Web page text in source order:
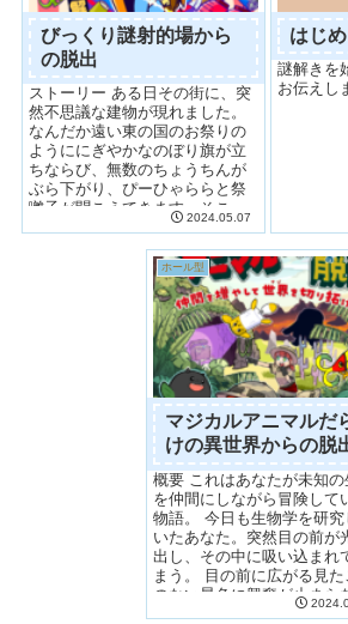
びっくり謎射的場から
の脱出
ストーリー ある日その街に、突
然不思議な建物が現れました。
なんだか遠い東の国のお祭りの
ようににぎやかなのぼり旗が立
ちならび、無数のちょうちんが
ぶら下がり、ぴーひゃららと祭
囃子が聞こえてきます。そこ
へ、あのクセの強い声が聞こえ
2024.05.07
はじ
謎解きを
お伝えし
ホール型
マジカルアニマルだ
けの異世界からの脱
概要 これはあなたが未知の
を仲間にしながら冒険して
物語。 今日も生物学を研究
いたあなた。突然目の前が
出し、その中に吸い込まれ
まう。 目の前に広がる見た
のない景色に興奮が止まら
い。鉛筆のようなオタ...